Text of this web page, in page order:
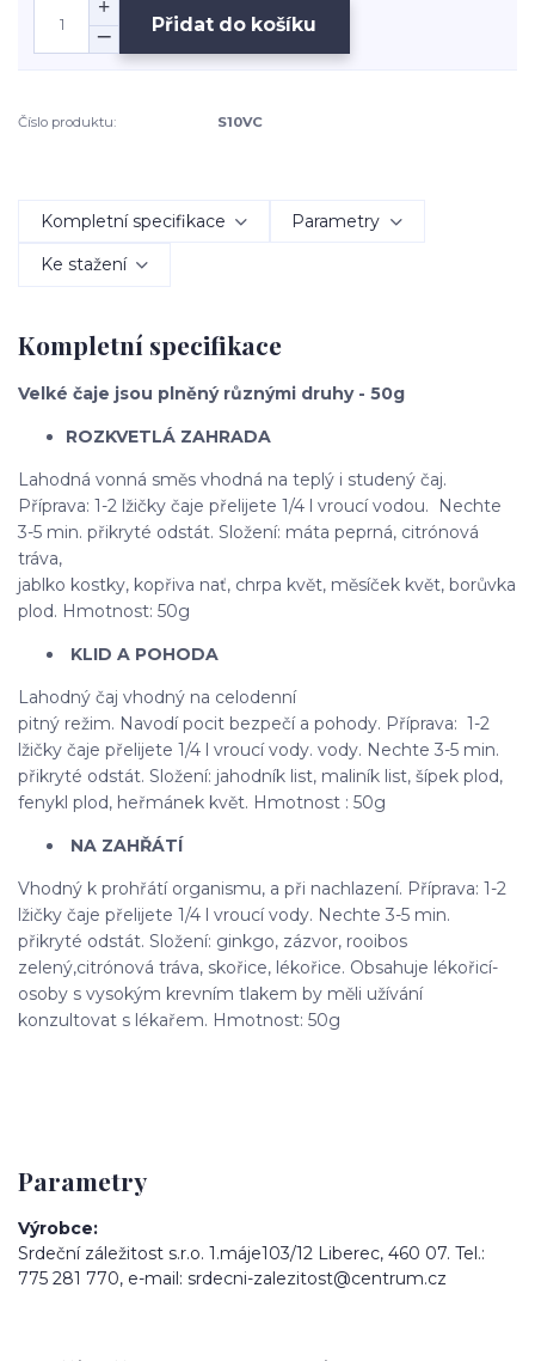
Přidat do košíku
Číslo produktu: S10VC
Kompletní specifikace Parametry
Ke stažení
Kompletní specifikace
Velké čaje jsou plněný různými druhy - 50g
ROZKVETLÁ ZAHRADA
Lahodná vonná směs vhodná na teplý i studený čaj.
Příprava: 1-2 lžičky čaje přelijete 1/4 l vroucí vodou. Nechte
3-5 min. přikryté odstát. Složení: máta peprná, citrónová
tráva,
jablko kostky, kopřiva nať, chrpa květ, měsíček květ, borůvka
plod. Hmotnost: 50g
KLID A POHODA
Lahodný čaj vhodný na celodenní
pitný režim. Navodí pocit bezpečí a pohody. Příprava: 1-2
lžičky čaje přelijete 1/4 l vroucí vody. vody. Nechte 3-5 min.
přikryté odstát. Složení: jahodník list, maliník list, šípek plod,
fenykl plod, heřmánek květ. Hmotnost : 50g
NA ZAHŘÁTÍ
Vhodný k prohřátí organismu, a při nachlazení. Příprava: 1-2
lžičky čaje přelijete 1/4 l vroucí vody. Nechte 3-5 min.
přikryté odstát. Složení: ginkgo, zázvor, rooibos
zelený,citrónová tráva, skořice, lékořice. Obsahuje lékořicí-
osoby s vysokým krevním tlakem by měli užívání
konzultovat s lékařem. Hmotnost: 50g
Parametry
Výrobce
Srdeční záležitost s.r.o. 1.máje103/12 Liberec, 460 07. Tel.:
775 281 770, e-mail: srdecni-zalezitost@centrum.cz